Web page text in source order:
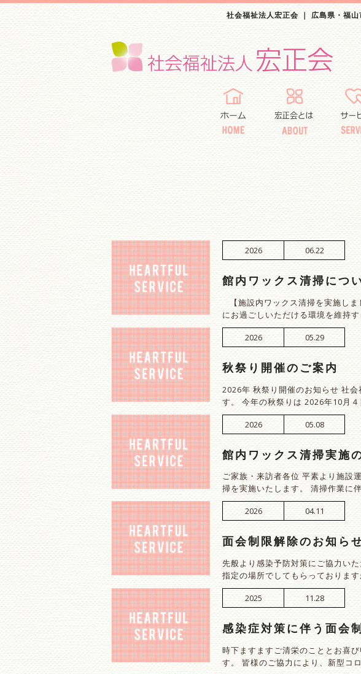
社会福祉法人宏正会 ｜ 広島県・福
2026 06.22
館内ワックス清掃につ
【施設内ワックス清掃を実施し
にお過ごしいただける環境を維持
2026 05.29
秋祭り開催のご案内
2026年 秋祭り開催のお知らせ 社
す。 今年の秋祭りは 2026年10月
2026 05.08
館内ワックス清掃実施
ご家族・来訪者各位 平素より施設
掃を実施いたします。 清掃作業に
2026 04.11
面会制限解除のお知ら
先般より感染予防対策にご協力い
指定の場所でしてもらっておりま
2025 11.28
感染症対策に伴う面会
時下ますますご清栄のこととお喜
す。 皆様のご協力により、新型コ